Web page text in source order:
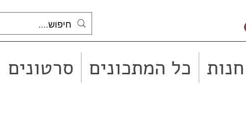
חנות כל המתכונים סרטונים